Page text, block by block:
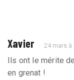
Xavier 24 mars à
Ils ont le mérite
en grenat !